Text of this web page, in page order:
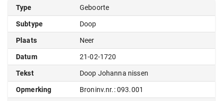
Type Geboorte
Subtype Doop
Plaats Neer
Datum 21-02-1720
Tekst Doop Johanna nissen
Opmerking Broninv.nr.: 093.001